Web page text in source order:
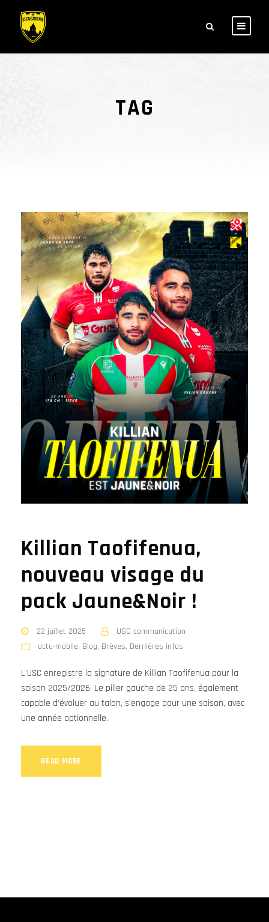
TAG
Killian Taofifenua,
nouveau visage du
pack Jaune&Noir !
22 juillet 2025
USC communication
actu-mobile, Blog, Brèves, Dernières infos
L’USC enregistre la signature de Killian Taofifenua pour la
saison 2025/2026. Le pilier gauche de 25 ans, également
capable d’évoluer au talon, s’engage pour une saison, avec
une année optionnelle.
READ MORE